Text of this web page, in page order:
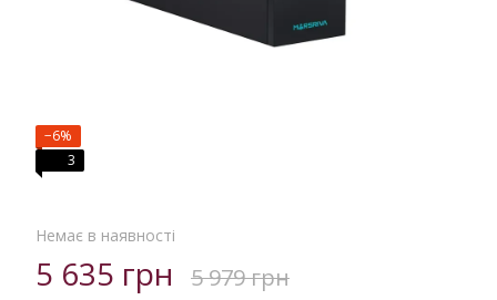
−6%
3
Немає в наявності
5 635 грн 5 979 грн